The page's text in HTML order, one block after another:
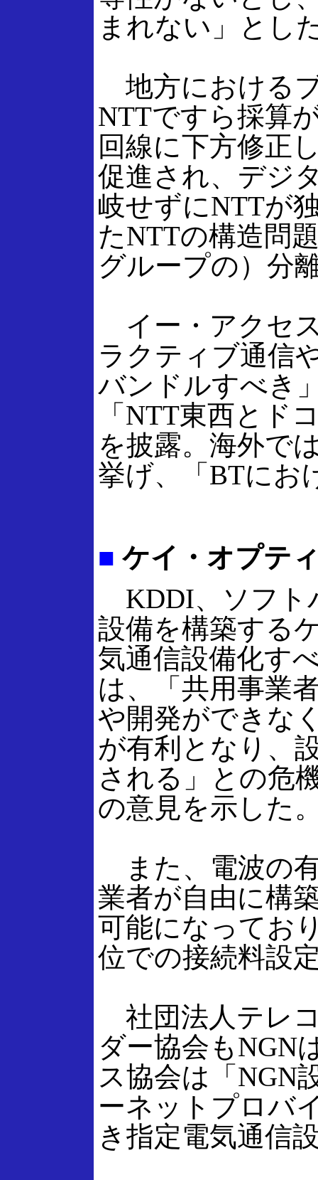
まれない」とし
地方における
NTTですら採算
回線に下方修正
促進され、デジ
岐せずにNTTが
たNTTの構造問
グループの）分
イー・アクセ
ラクティブ通信
バンドルすべき
「NTT東西とド
を披露。海外で
挙げ、「BTにお
■ ケイ・オプテ
KDDI、ソフト
設備を構築する
気通信設備化す
は、「共用事業
や開発ができな
が有利となり、
される」との危
の意見を示した
また、電波の
業者が自由に構
可能になってお
位での接続料設
社団法人テレ
ダー協会もNGN
ス協会は「NGN
ーネットプロバ
き指定電気通信